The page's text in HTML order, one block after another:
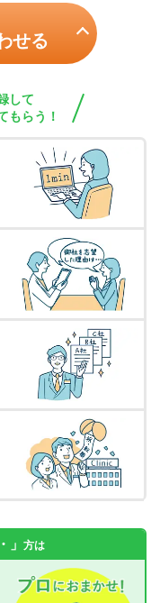
せる
して
もらう！
」 方は